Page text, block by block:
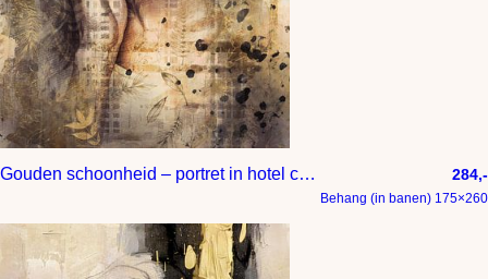
Gouden schoonheid – portret in hotel chique interieur stijl 284,-
Behang (in banen) 175×260